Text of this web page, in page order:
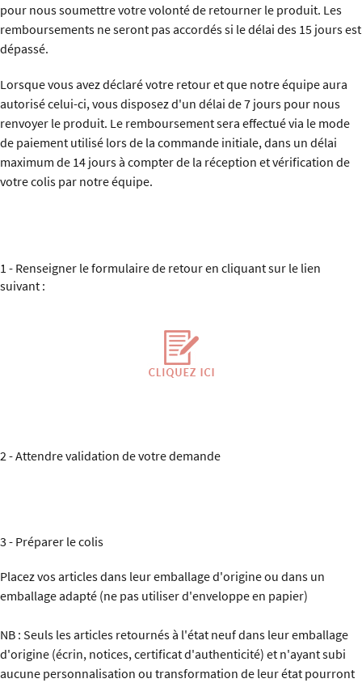
pour nous soumettre votre volonté de retourner le produit. Les
remboursements ne seront pas accordés si le délai des 15 jours est
dépassé.
Lorsque vous avez déclaré votre retour et que notre équipe aura
autorisé celui-ci, vous disposez d'un délai de 7 jours pour nous
renvoyer le produit. Le remboursement sera effectué via le mode
de paiement utilisé lors de la commande initiale, dans un délai
maximum de 14 jours à compter de la réception et vérification de
votre colis par notre équipe.
1 - Renseigner le formulaire de retour en cliquant sur le lien
suivant :
2 - Attendre validation de votre demande
3 - Préparer le colis
Placez vos articles dans leur emballage d'origine ou dans un
emballage adapté (ne pas utiliser d'enveloppe en papier)
NB : Seuls les articles retournés à l'état neuf dans leur emballage
d'origine (écrin, notices, certificat d'authenticité) et n'ayant subi
aucune personnalisation ou transformation de leur état pourront